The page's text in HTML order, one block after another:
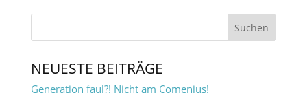
NEUESTE BEITRÄGE
Generation faul?! Nicht am Comenius!